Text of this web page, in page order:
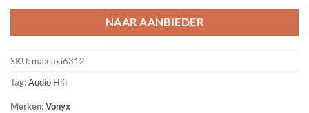
NAAR AANBIEDER
SKU: maxiaxi6312
Tag:Audio Hifi
Merken:Vonyx